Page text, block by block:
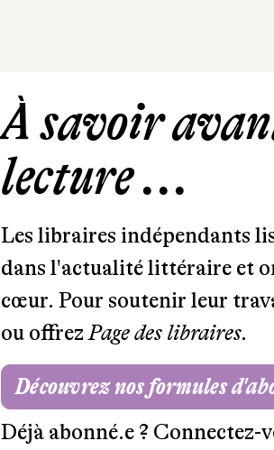
À savoir
lecture ...
Les libraires indépendants
dans l'actualité littéraire et
cœur. Pour soutenir leur
ou offrezPage des libraires.
Découvrez nos formules
Déjà abonné.e ? Connectez-